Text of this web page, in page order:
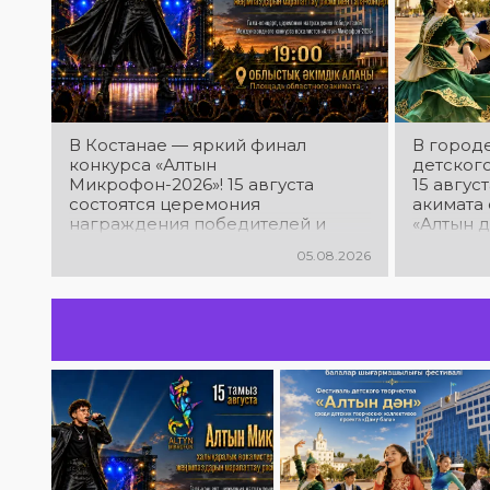
View this post on Instagram
В Костанае — яркий финал
конкурса «Алтын
Микрофон-2026»! 15 августа
состоятся церемония
награждения победителей и
конкурса вокалистов! Вас ждут
яркие выступления лучших
исполнителей, незабываемые
05.08.2026
В
15
акимата
«Алтын
«Даму